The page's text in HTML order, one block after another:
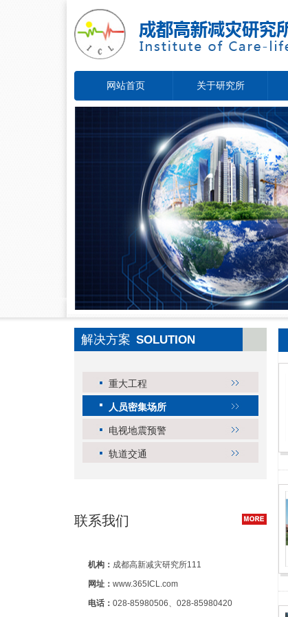
网站首页 关于研究所
解决方案 SOLUTION
重大工程
人员密集场所
电视地震预警
轨道交通
联系我们
机构： 成都高新减灾研究所111
网址： www.365ICL.com
电话： 028-85980506、028-85980420